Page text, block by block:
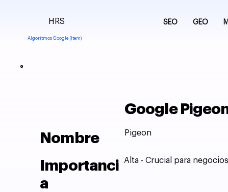
SEO GEO
Algoritmos Google (Item)
HRS
Google
Nombre
Pigeon
Importanci
a
Alta - Crucial para